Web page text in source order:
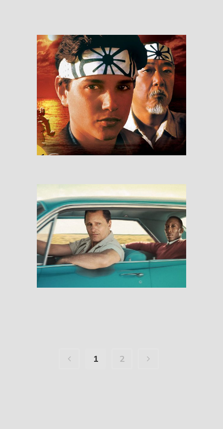
The Karate Kid
RESEÑAS
Green Book
1 2